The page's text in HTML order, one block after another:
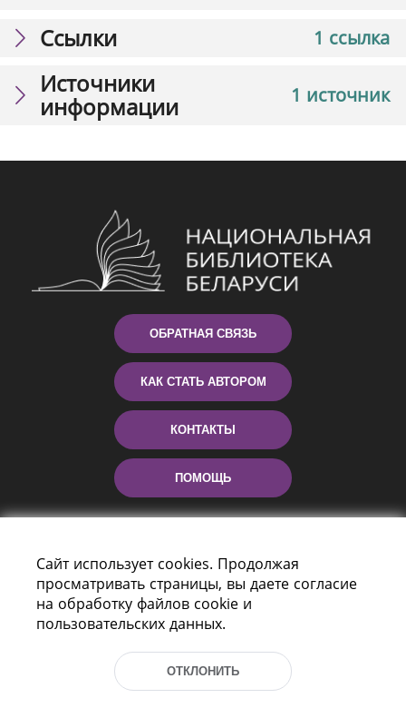
1 ссылка
Ссылки
1 источник
Источники
информации
ОБРАТНАЯ СВЯЗЬ
КАК СТАТЬ АВТОРОМ
КОНТАКТЫ
ПОМОЩЬ
Пр-т Независимости 116
г. Минск, Республика Беларусь, 220114
Тел.: (+375 17) 368 37 37, Факс: (+375 17)
Сайт использует cookies. Продолжая
просматривать страницы, вы даете согласие
на обработку файлов cookie и
пользовательских данных.
ОТКЛОНИТЬ